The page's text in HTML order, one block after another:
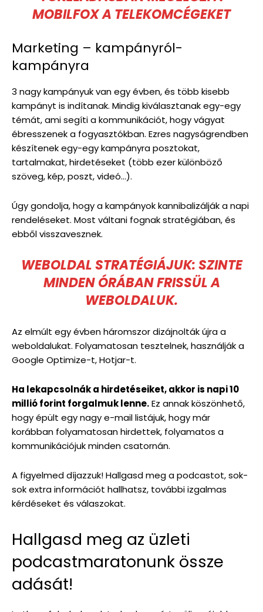
MOBILFOX A TELEKOMCÉGEKET
Marketing – kampányról-
kampányra
3 nagy kampányuk van egy évben, és több kisebb
kampányt is indítanak. Mindig kiválasztanak egy-egy
témát, ami segíti a kommunikációt, hogy vágyat
ébresszenek a fogyasztókban. Ezres nagyságrendben
készítenek egy-egy kampányra posztokat,
tartalmakat, hirdetéseket (több ezer különböző
szöveg, kép, poszt, videó…).
Úgy gondolja, hogy a kampányok kannibalizálják a napi
rendeléseket. Most váltani fognak stratégiában, és
ebből visszavesznek.
WEBOLDAL STRATÉGIÁJUK: SZINTE
MINDEN ÓRÁBAN FRISSÜL A
WEBOLDALUK.
Az elmúlt egy évben háromszor dizájnolták újra a
weboldalukat. Folyamatosan tesztelnek, használják a
Google Optimize-t, Hotjar-t.
Ha lekapcsolnák a hirdetéseiket, akkor is napi 10
millió forint forgalmuk lenne.Ez annak köszönhető,
hogy épült egy nagy e-mail listájuk, hogy már
korábban folyamatosan hirdettek, folyamatos a
kommunikációjuk minden csatornán.
A figyelmed díjazzuk! Hallgasd meg a podcastot, sok-
sok extra információt hallhatsz, további izgalmas
kérdéseket és válaszokat.
Hallgasd meg az üzleti
podcastmaratonunk össze
adását!